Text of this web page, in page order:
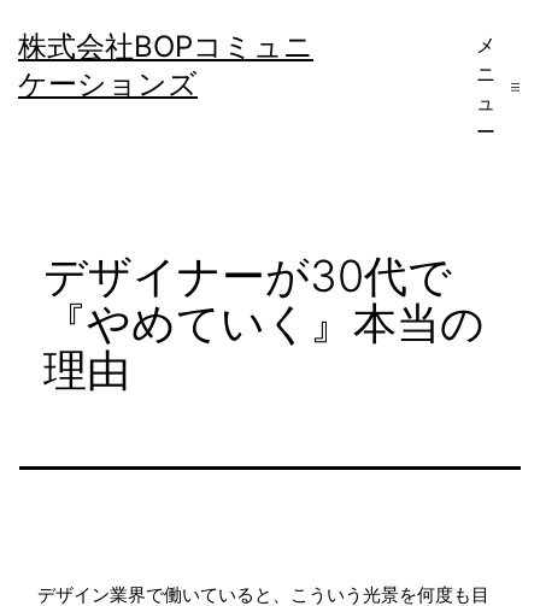
ン
テ
株式会社BOPコミュニ
ケーションズ
メ
ニ
ュ
ー
デザイナーが30代で
『やめていく』本当の
理由
デザイン業界で働いていると、こういう光景を何度も目